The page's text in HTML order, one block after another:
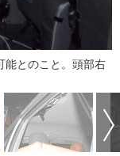
能とのこと。頭部右